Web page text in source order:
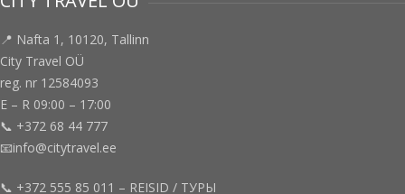
📍 Nafta 1, 10120, Tallinn
City Travel OÜ
reg. nr 12584093
E – R 09:00 – 17:00
📞 +372 68 44 777
📧info@citytravel.ee
📞 +372 555 85 011 – REISID / ТУРЫ